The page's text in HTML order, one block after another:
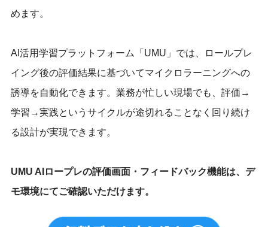
めます。
AI活用学習プラットフォーム「UMU」では、ロールプレ
イング後の評価結果に基づいてマイクロラーニングへの
誘導を自動化できます。業務が忙しい現場でも、評価→
学習→実践というサイクルが途切れることなく回り続け
る設計が実現できます。
UMU AIロープレの評価画面・フィードバック機能は、デ
モ環境にてご確認いただけます。